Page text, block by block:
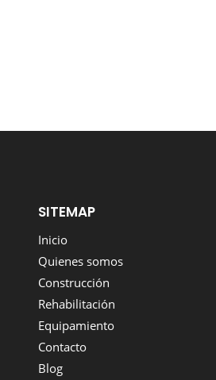
SITEMAP
Inicio
Quienes somos
Construcción
Rehabilitación
Equipamiento
Contacto
Blog